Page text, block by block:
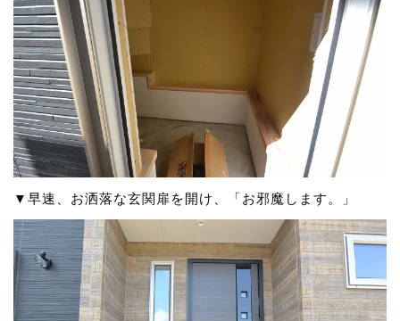
▼早速、お洒落な玄関扉を開け、「お邪魔します。」